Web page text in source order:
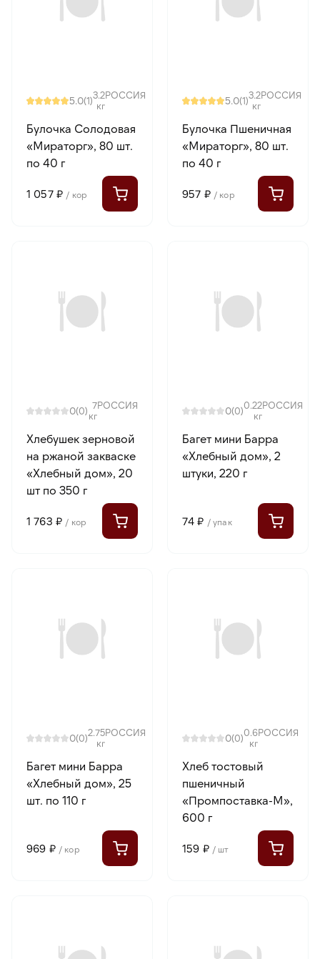
5.0(1)3.2
кг
РОССИЯ
Булочка Солодовая
«Мираторг», 80 шт.
по 40 г
1 057 ₽ / кор
5.0(1)3.2
кг
РОССИЯ
Булочка Пшеничная
«Мираторг», 80 шт.
по 40 г
957 ₽ / кор
0(0) 7
кг
РОССИЯ
Хлебушек зерновой
на ржаной закваске
«Хлебный дом», 20
шт по 350 г
1 763 ₽ / кор
0(0)0.22
кг
РОССИЯ
Багет мини Барра
«Хлебный дом», 2
штуки, 220 г
74 ₽ / упак
0(0)2.75
кг
РОССИЯ
Багет мини Барра
«Хлебный дом», 25
шт. по 110 г
969 ₽ / кор
0(0)0.6
кг
РОССИЯ
Хлеб тостовый
пшеничный
«Промпоставка-М»,
600 г
159 ₽ / шт